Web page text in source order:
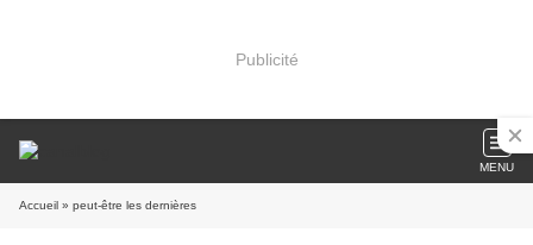
Publicité
MENU
Accueil » peut-être les dernières